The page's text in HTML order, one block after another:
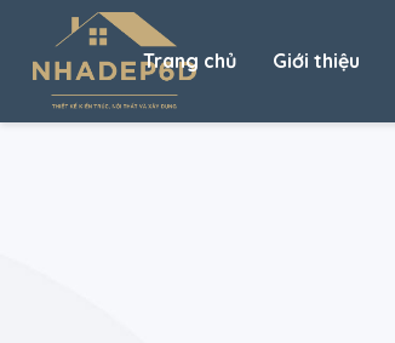
Trang chủ Giới thiệu